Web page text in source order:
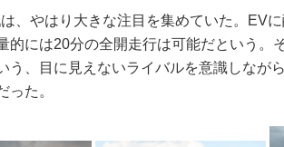
、やはり大きな注目を集めていた。EV
的には20分の全開走行は可能だという。
う、目に見えないライバルを意識しなが
った。